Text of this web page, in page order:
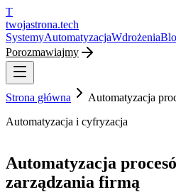
T
twojastrona.tech
SystemyAutomatyzacjaWdrożenia
Porozmawiajmy
Strona główna
Automatyzacja
Automatyzacja i cyfryzacja
Automatyzacja
zarządzania firmą